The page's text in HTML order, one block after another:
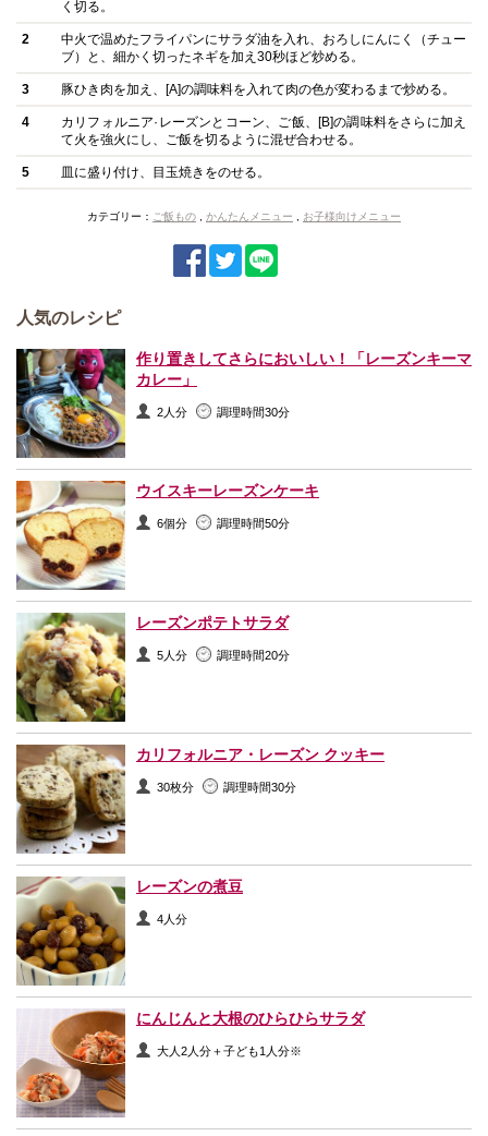
く切る。
2
中火で温めたフライパンにサラダ油を入れ、おろしにんにく（チュー
ブ）と、細かく切ったネギを加え30秒ほど炒める。
3 豚ひき肉を加え、[A]の調味料を入れて肉の色が変わるまで炒める。
4
カリフォルニア·レーズンとコーン、ご飯、[B]の調味料をさらに加え
て火を強火にし、ご飯を切るように混ぜ合わせる。
5 皿に盛り付け、目玉焼きをのせる。
カテゴリー： ご飯もの かんたんメニュー お子様向けメニュー
人気のレシピ
作り置きしてさらにおいしい！「レーズンキーマ
カレー」
2人分 調理時間30分
ウイスキーレーズンケーキ
6個分 調理時間50分
レーズンポテトサラダ
5人分 調理時間20分
カリフォルニア・レーズン クッキー
30枚分 調理時間30分
レーズンの煮豆
4人分
にんじんと大根のひらひらサラダ
大人2人分＋子ども1人分※